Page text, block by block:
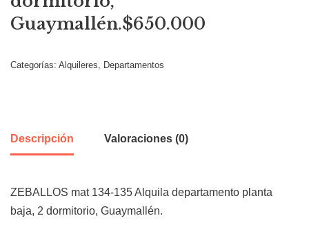
Guaymallén.$650.000
Categorías: Alquileres Departamentos
Descripción Valoraciones (0)
ZEBALLOS mat 134-135 Alquila departamento planta
baja, 2 dormitorio, Guaymallén.